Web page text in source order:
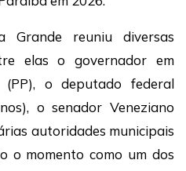
Grande reuniu diversas
elas o governador em
(PP), o deputado federal
o senador Veneziano
autoridades municipais
o momento como um dos